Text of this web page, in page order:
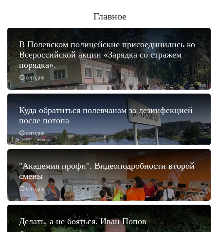
Главное
сегодня
В Полевском полицейские присоединились ко
Всероссийской акции «Зарядка со стражем
порядка».
сегодня
Куда обратиться полевчанам за дезинфекцией
после потопа
сегодня
"Академия профи". Видеоподробности второй
смены
Делать, а не бояться. Иван Попов